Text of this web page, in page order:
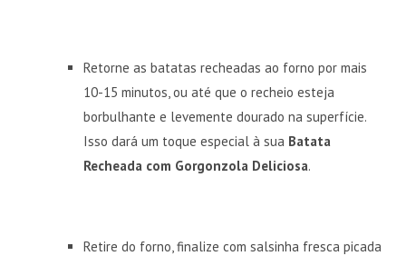
Retorne as batatas recheadas ao forno por mais
10-15 minutos, ou até que o recheio esteja
borbulhante e levemente dourado na superfície.
Isso dará um toque especial à sua Batata
Recheada com Gorgonzola Deliciosa.
Retire do forno, finalize com salsinha fresca picada